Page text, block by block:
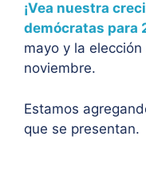
¡Vea nuestra
demócratas para
mayo y la
noviembre.
Estamos
que se presentan.